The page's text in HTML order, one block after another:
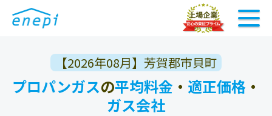
【2026年08月】芳賀郡市貝町
プロパンガスの平均料金 ・ 適正価格 ・
ガス会社